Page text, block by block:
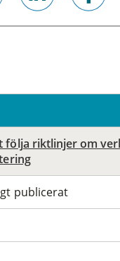
följa riktlinjer om
publicerat